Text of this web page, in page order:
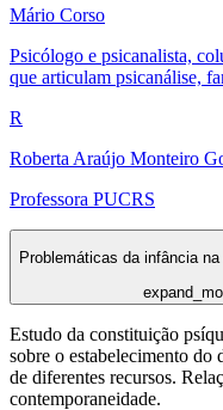
Mário Corso
Psicólogo e psicanalista,
que articulam psicanálise,
R
Roberta Araújo Monteiro
Professora PUCRS
Problemáticas da infância
Estudo da constituição
sobre o estabelecimento
de diferentes recursos.
contemporaneidade.